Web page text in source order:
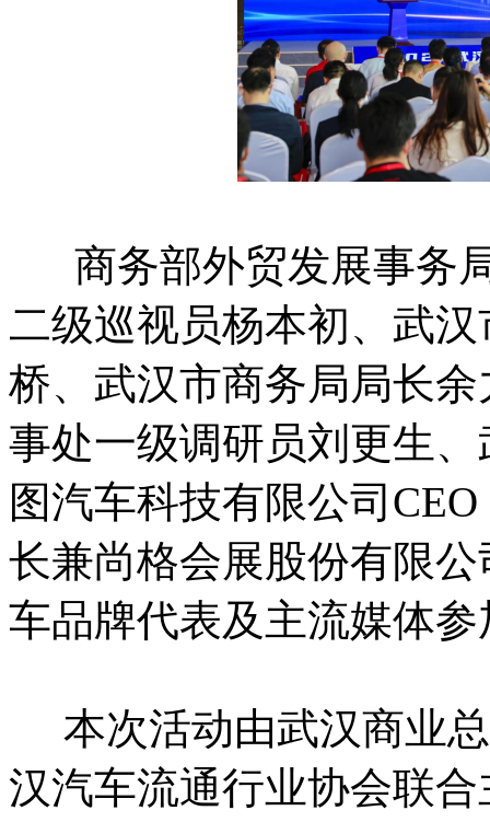
商务部外贸发展事务
二级巡视员杨本初、武
桥、武汉市商务局局长
事处一级调研员刘更生
图汽车科技有限公司
长兼尚格会展股份有限
车品牌代表及主流媒体
本次活动由武汉商业
汉汽车流通行业协会联